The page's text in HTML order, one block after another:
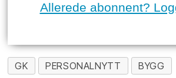
Allerede abonnent?
GK PERSONALNYTT
BYGG